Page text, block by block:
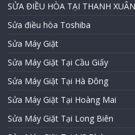
SỬA ĐIỀU HÒA TẠI THANH XUÂN
Sửa điều hòa Toshiba
Sửa Máy Giặt
Sửa Máy Giặt Tại Cầu Giấy
Sửa Máy Giặt Tại Hà Đông
Sửa Máy Giặt Tại Hoàng Mai
Sửa Máy Giặt Tại Long Biên